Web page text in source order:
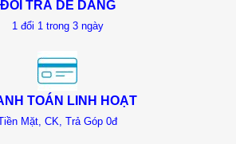
ĐỔI TRẢ DỄ DÀNG
1 đổi 1 trong 3 ngày
TOÁN LINH HOẠT
Mặt, CK, Trả Góp 0đ